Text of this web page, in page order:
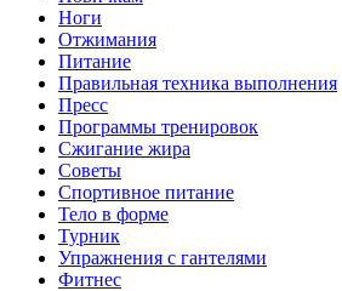
Ноги
Отжимания
Питание
Правильная техника выполнения
Пресс
Программы тренировок
Сжигание жира
Советы
Спортивное питание
Тело в форме
Турник
Упражнения с гантелями
Фитнес